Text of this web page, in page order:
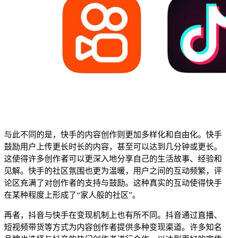
与此不同的是，快手的内容创作则更加多样化和自由化。快手
鼓励用户上传更长时长的内容，甚至可以达到几分钟或更长。
这使得许多创作者可以更深入地分享自己的生活故事、经验和
见解。快手的社区氛围也更为温暖，用户之间的互动频繁，评
论区充满了对创作者的支持与鼓励。这种真实的互动使得快手
在某种程度上形成了“家人般的社区”。
再者，抖音与快手在变现机制上也有所不同。抖音通过直播、
短视频带货等方式为内容创作者提供多种变现渠道。许多知名